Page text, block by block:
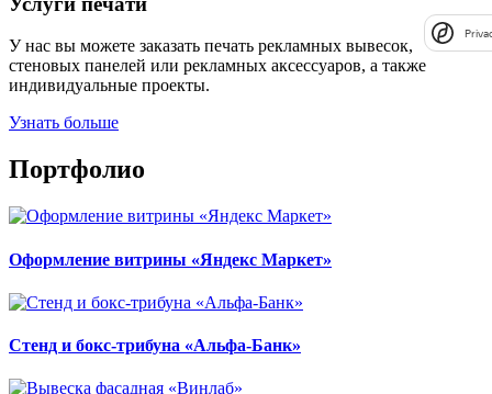
У нас вы можете заказать печать рекламных вывесок,
стеновых панелей или рекламных аксессуаров, а также
индивидуальные проекты.
Узнать больше
Портфолио
Оформление витрины «Яндекс Маркет»
Стенд и бокс-трибуна «Альфа-Банк»